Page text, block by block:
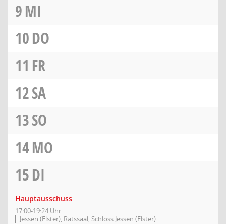
9MI
10DO
11 FR
12SA
13SO
14MO
15DI
Hauptausschuss
17:00-19:24 Uhr
Jessen (Elster), Ratssaal, Schloss Jessen (Elster)